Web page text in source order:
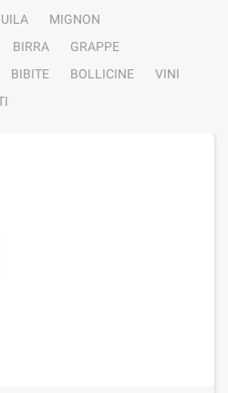
MIGNON
BIRRA
GRAPPE
BIBITE BOLLICINE
VINI